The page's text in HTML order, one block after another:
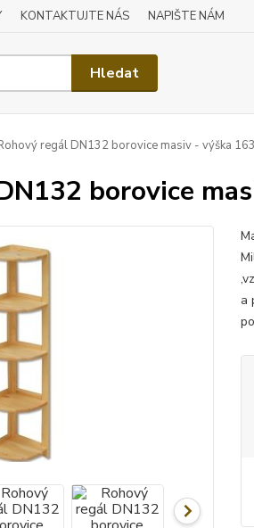
KONTAKTUJTE NÁS NAPIŠTE NÁM
Hledat
regál DN132 borovice masiv - výška
borovice
a